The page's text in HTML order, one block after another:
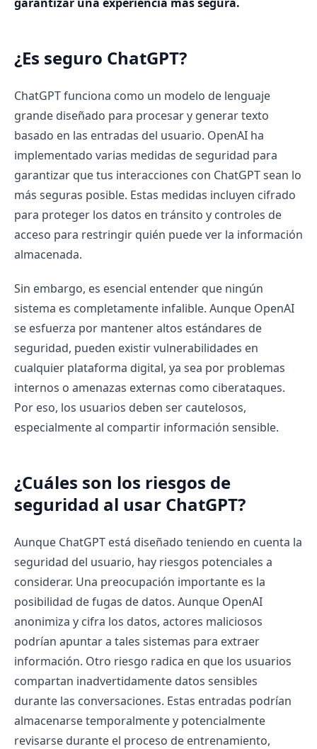
¿Es seguro ChatGPT?
ChatGPT funciona como un modelo de lenguaje
grande diseñado para procesar y generar texto
basado en las entradas del usuario. OpenAI ha
implementado varias medidas de seguridad para
garantizar que tus interacciones con ChatGPT sean lo
más seguras posible. Estas medidas incluyen cifrado
para proteger los datos en tránsito y controles de
acceso para restringir quién puede ver la información
almacenada.
Sin embargo, es esencial entender que ningún
sistema es completamente infalible. Aunque OpenAI
se esfuerza por mantener altos estándares de
seguridad, pueden existir vulnerabilidades en
cualquier plataforma digital, ya sea por problemas
internos o amenazas externas como ciberataques.
Por eso, los usuarios deben ser cautelosos,
especialmente al compartir información sensible.
¿Cuáles son los riesgos de
seguridad al usar ChatGPT?
Aunque ChatGPT está diseñado teniendo en cuenta la
seguridad del usuario, hay riesgos potenciales a
considerar. Una preocupación importante es la
posibilidad de fugas de datos. Aunque OpenAI
anonimiza y cifra los datos, actores maliciosos
podrían apuntar a tales sistemas para extraer
información. Otro riesgo radica en que los usuarios
compartan inadvertidamente datos sensibles
durante las conversaciones. Estas entradas podrían
almacenarse temporalmente y potencialmente
revisarse durante el proceso de entrenamiento,